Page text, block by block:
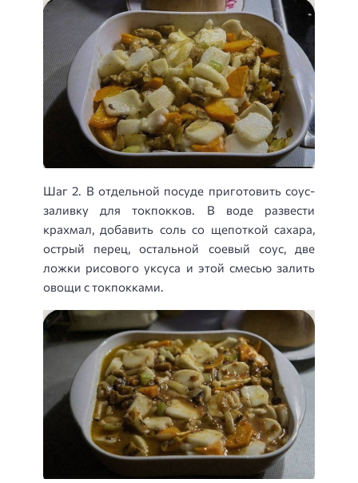
Шаг 2. В отдельной посуде приготовить соус-
заливку для токпокков. В воде развести
крахмал, добавить соль со щепоткой сахара,
острый перец, остальной соевый соус, две
ложки рисового уксуса и этой смесью залить
овощи с токпокками.